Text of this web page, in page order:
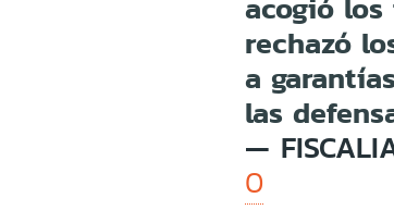
rechazó
a
las
—
0